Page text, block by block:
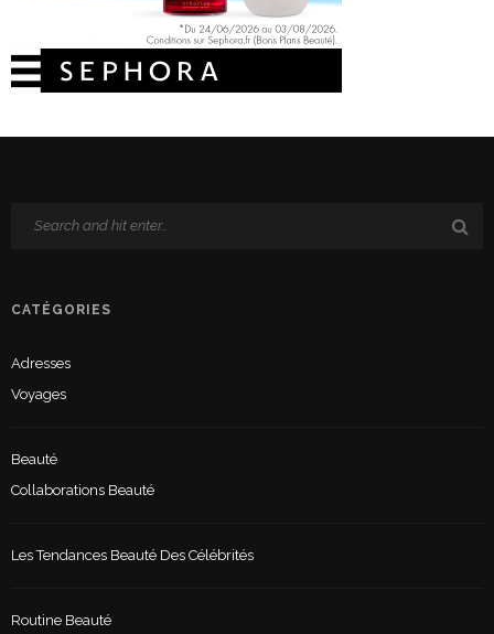
CATÉGORIES
Adresses
Voyages
Beauté
Collaborations Beauté
Les Tendances Beauté Des Célébrités
Routine Beauté